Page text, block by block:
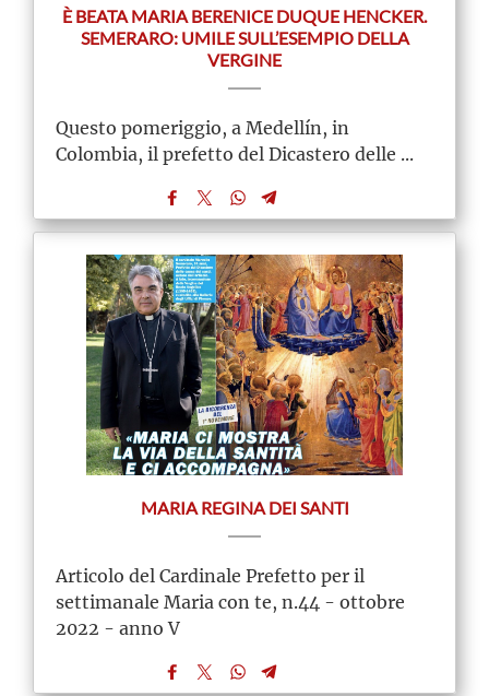
È BEATA MARIA BERENICE DUQUE HENCKER.
SEMERARO: UMILE SULL’ESEMPIO DELLA
VERGINE
Questo pomeriggio, a Medellín, in
Colombia, il prefetto del Dicastero delle ...
MARIA REGINA DEI SANTI
Articolo del Cardinale Prefetto per il
settimanale Maria con te, n.44 - ottobre
2022 - anno V